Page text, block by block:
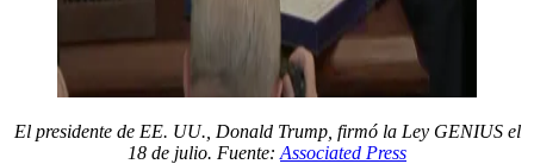
El presidente de EE. UU., Donald Trump, firmó la Ley GENIUS el
18 de julio. Fuente: Associated Press